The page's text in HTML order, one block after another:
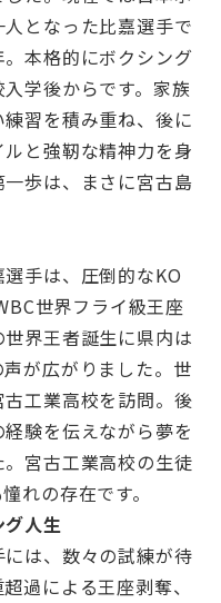
となった比嘉選手で
本格的にボクシング
学後からです。家族
習を積み重ね、後に
と強靭な精神力を身
歩は、まさに宮古島
手は、圧倒的なKO
世界フライ級王座
界王者誕生に県内は
が広がりました。世
工業高校を訪問。後
験を伝えながら夢を
宮古工業高校の生徒
れの存在です。
人生
は、数々の試練が待
過による王座剥奪、